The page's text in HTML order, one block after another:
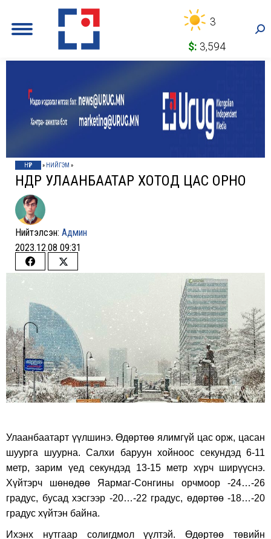
3
$: 3,594
НҮҮР » НИЙГЭМ »
ӨНӨӨДӨР УЛААНБААТАР ХОТОД ЦАС ОРНО
Нийтэлсэн: Админ
2023.12.08 09:31
Share
on
Facebook
Share
Twitter
Улаанбаатарт үүлшинэ. Өдөртөө ялимгүй цас орж, цасан
шуурга шуурна. Салхи баруун хойноос секундэд 6-11
метр, зарим үед секундэд 13-15 метр хүрч ширүүснэ.
Хүйтэрч шөнөдөө Яармаг-Сонгины орчмоор -24…-26
градус, бусад хэсгээр -20…-22 градус, өдөртөө -18…-20
градус хүйтэн байна.
Ихэнх нутгаар солигдмол үүлтэй. Өдөртөө төвийн